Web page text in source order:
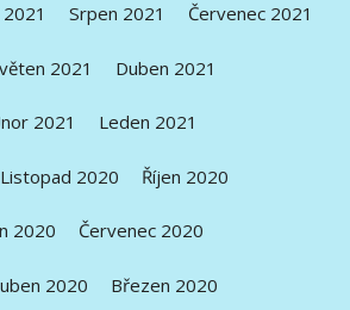
Srpen 2021 Červenec 2021
2021 Duben 2021
2021 Leden 2021
Listopad 2020 Říjen 2020
2020 Červenec 2020
2020 Březen 2020